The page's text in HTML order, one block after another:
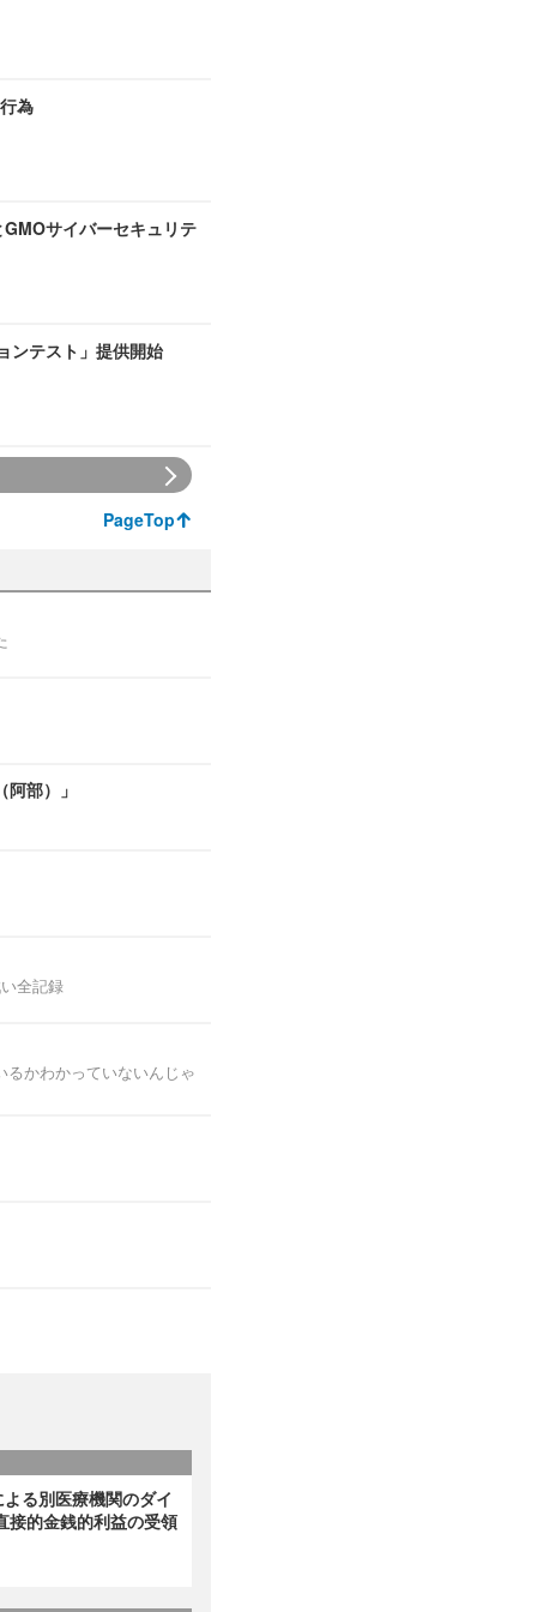
為
サイバーセキュリテ
ンテスト」提供開始
PageTop
部）」
全記録
かわかっていないんじゃ
る別医療機関のダイ
接的金銭的利益の受領